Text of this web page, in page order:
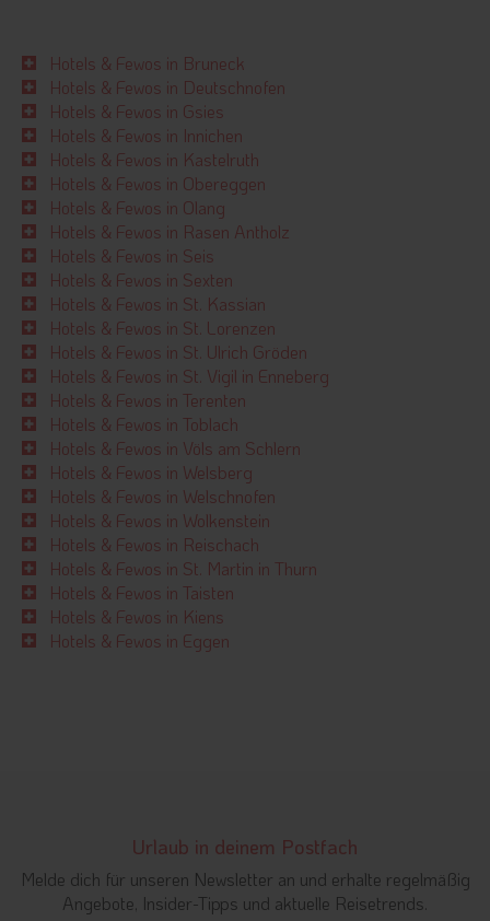
Hotels & Fewos in Bruneck
Hotels & Fewos in Deutschnofen
Hotels & Fewos in Gsies
Hotels & Fewos in Innichen
Hotels & Fewos in Kastelruth
Hotels & Fewos in Obereggen
Hotels & Fewos in Olang
Hotels & Fewos in Rasen Antholz
Hotels & Fewos in Seis
Hotels & Fewos in Sexten
Hotels & Fewos in St. Kassian
Hotels & Fewos in St. Lorenzen
Hotels & Fewos in St. Ulrich Gröden
Hotels & Fewos in St. Vigil in Enneberg
Hotels & Fewos in Terenten
Hotels & Fewos in Toblach
Hotels & Fewos in Völs am Schlern
Hotels & Fewos in Welsberg
Hotels & Fewos in Welschnofen
Hotels & Fewos in Wolkenstein
Hotels & Fewos in Reischach
Hotels & Fewos in St. Martin in Thurn
Hotels & Fewos in Taisten
Hotels & Fewos in Kiens
Hotels & Fewos in Eggen
Urlaub in deinem Postfach
Melde dich für unseren Newsletter an und erhalte regelmäßig
Angebote, Insider-Tipps und aktuelle Reisetrends.